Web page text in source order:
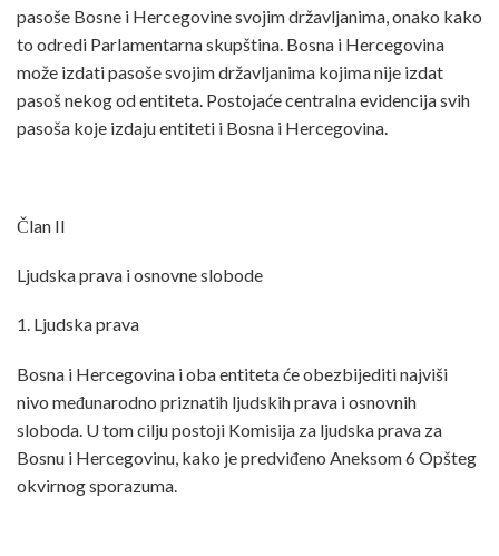
pasoše Bosne i Hercegovine svojim državljanima, onako kako
to odredi Parlamentarna skupština. Bosna i Hercegovina
može izdati pasoše svojim državljanima kojima nije izdat
pasoš nekog od entiteta. Postojaće centralna evidencija svih
pasoša koje izdaju entiteti i Bosna i Hercegovina.
Član II
Ljudska prava i osnovne slobode
1. Ljudska prava
Bosna i Hercegovina i oba entiteta će obezbijediti najviši
nivo međunarodno priznatih ljudskih prava i osnovnih
sloboda. U tom cilju postoji Komisija za ljudska prava za
Bosnu i Hercegovinu, kako je predviđeno Aneksom 6 Opšteg
okvirnog sporazuma.